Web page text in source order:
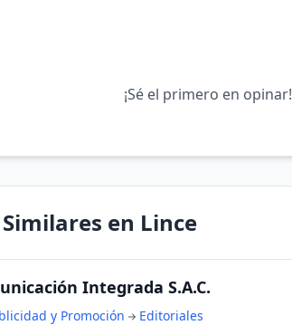
¡Sé el primero en opinar!
en Lince
Integrada S.A.C.
y Promoción
Editoriales